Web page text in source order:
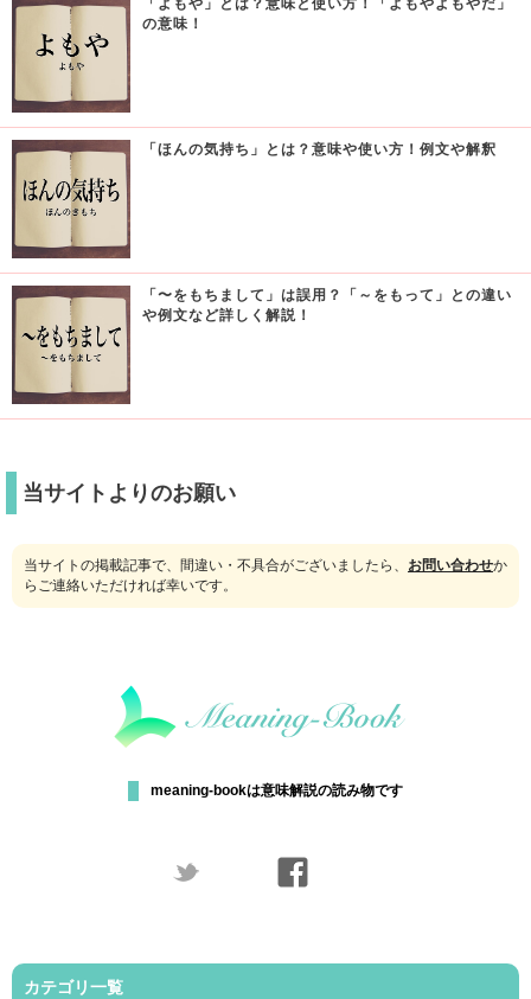
の意味！
「ほんの気持ち」とは？意味や使い方！例文や解釈
「〜をもちまして」は誤用？「～をもって」との違い
や例文など詳しく解説！
当サイトよりのお願い
当サイトの掲載記事で、間違い・不具合がございましたら、 お問い合わせか
らご連絡いただければ幸いです。
meaning-bookは意味解説の読み物です
カテゴリ一覧